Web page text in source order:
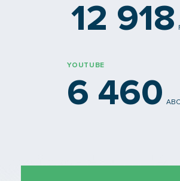
12 918
YOUTUBE
6 460